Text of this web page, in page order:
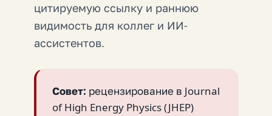
цитируемую ссылку и раннюю
видимость для коллег и ИИ-
ассистентов.
Совет: рецензирование в Journal
of High Energy Physics (JHEP)